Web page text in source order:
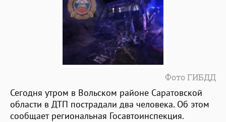
Фото ГИБДД
Сегодня утром в Вольском районе Саратовской
области в ДТП пострадали два человека. Об этом
сообщает региональная Госавтоинспекция.